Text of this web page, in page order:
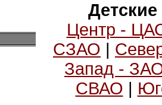
Центр -
СЗАО |
Запад -
СВАО |